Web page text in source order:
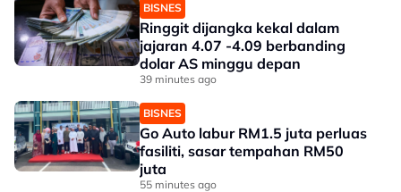
BISNES
Ringgit dijangka kekal dalam
jajaran 4.07 -4.09 berbanding
dolar AS minggu depan
39 minutes ago
BISNES
Go Auto labur RM1.5 juta perluas
fasiliti, sasar tempahan RM50
juta
55 minutes ago